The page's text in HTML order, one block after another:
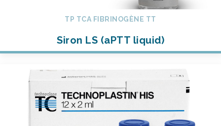
TP TCA FIBRINOGÈNE TT
Siron LS (aPTT liquid)